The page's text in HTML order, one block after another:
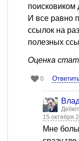
И все равно
ссылок на
полезных
Оценка
0
15 октября
Мне